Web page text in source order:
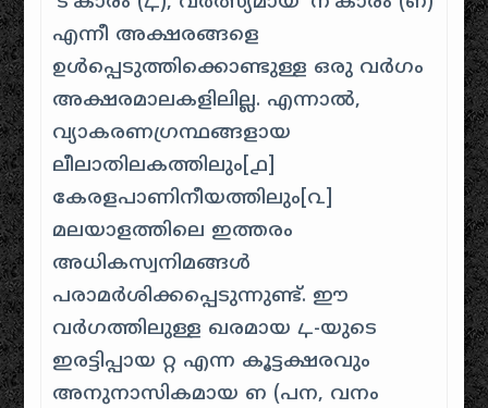
എന്നീ അക്ഷരങ്ങളെ
ഉൾപ്പെടുത്തിക്കൊണ്ടുള്ള ഒരു വർഗം
അക്ഷരമാലകളിലില്ല. എന്നാൽ,
വ്യാകരണഗ്രന്ഥങ്ങളായ
ലീലാതിലകത്തിലും[൧]
കേരളപാണിനീയത്തിലും[൨]
മലയാളത്തിലെ ഇത്തരം
അധികസ്വനിമങ്ങൾ
പരാമർശിക്കപ്പെടുന്നുണ്ട്. ഈ
വർഗത്തിലുള്ള ഖരമായ ഺ-യുടെ
ഇരട്ടിപ്പായ റ്റ എന്ന കൂട്ടക്ഷരവും
അനുനാസികമായ ഩ (പന, വനം